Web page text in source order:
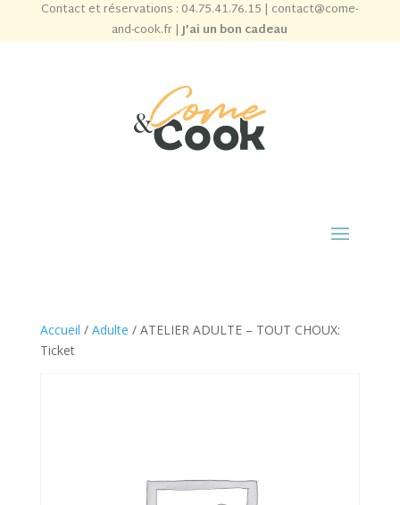
Contact et réservations : 04.75.41.76.15 | contact@come-
and-cook.fr|J’ai un bon cadeau
Accueil / Adulte / ATELIER ADULTE – TOUT CHOUX:
Ticket